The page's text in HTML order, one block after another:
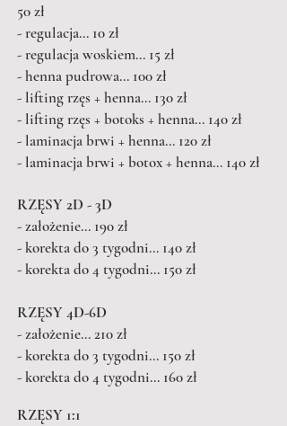
50 zł
- regulacja... 10 zł
- regulacja woskiem... 15 zł
- henna pudrowa... 100 zł
- lifting rzęs + henna... 130 zł
- lifting rzęs + botoks + henna... 140 zł
- laminacja brwi + henna... 120 zł
- laminacja brwi + botox + henna... 140 zł
RZĘSY 2D - 3D
- założenie... 190 zł
- korekta do 3 tygodni... 140 zł
- korekta do 4 tygodni... 150 zł
RZĘSY 4D-6D
- założenie... 210 zł
- korekta do 3 tygodni... 150 zł
- korekta do 4 tygodni... 160 zł
RZĘSY 1:1